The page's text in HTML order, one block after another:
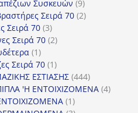
προϊόν
Συσκευών 99
προϊόντα
Σειρά 70 22
Σειρά 70 33
προϊόντα
Σειρά 70 22
11
προϊόν
Σειρά 70 11
προϊόν
ΕΣΤΙΑΣΗΣ 444444
προϊόντα
'Η ΕΝΤΟΙΧΙΖΟΜΕΝΑ 44
11